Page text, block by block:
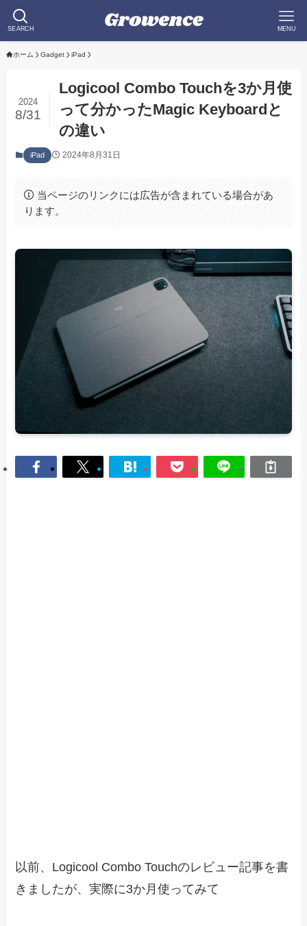
SEARCH MENU
ホーム Gadget iPad
Logicool Combo Touchを3か月使
って分かったMagic Keyboardと
の違い
2024
8/31
iPad 2024年8月31日
当ページのリンクには広告が含まれている場合があ
ります。
以前、Logicool Combo Touchのレビュー記事を書
きましたが、実際に3か月使ってみて